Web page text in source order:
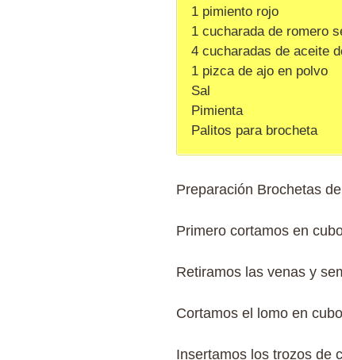
1 pimiento rojo
1 cucharada de romero
4 cucharadas de aceite
1 pizca de ajo en polvo
Sal
Pimienta
Palitos para brocheta
Preparación Brochetas
Primero cortamos en
Retiramos las venas y
Cortamos el lomo en
Insertamos los trozos de